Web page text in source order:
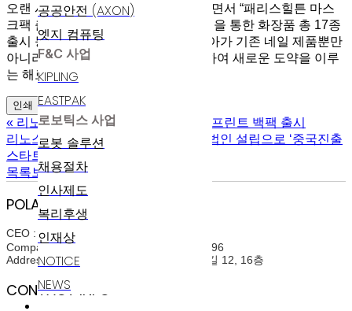
공공안전 (AXON)
엣지 컴퓨팅
F&C 사업
KIPLING
EASTPAK
로보틱스 사업
로봇 솔루션
채용절차
인사제도
복리후생
인재상
NOTICE
NEWS
오랜 시간 준비한 제품의 결과물”이라면서 “패리스힐튼 마스
크팩 출시 및 멕시코 현지 브랜드 런칭을 통한 화장품 총 17종
출시 등으로 2017년은 에스유알코리아가 기존 네일 제품뿐만
아니라 기초화장품으로 제품을 확대하여 새로운 도약을 이루
는 해로 거듭날 것”이라고 밝혔다.
인쇄
« 리노스 키플링, 신학기 별무늬 커플 프린트 백팩 출시
리노스 자회사 에스유알코리아, 중국법인 설립으로 ‘중국진출
스타트’
목록보기
POLARIS AI
CEO : 윤정희(Junghee Yoon)
Company Registration Num : 214-86-07396
Address : 서울특별시 구로구 디지털로31길 12, 16층
CONTACT INFO